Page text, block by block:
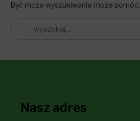
Być może wyszukiwanie może pomóc.
Nasz adres